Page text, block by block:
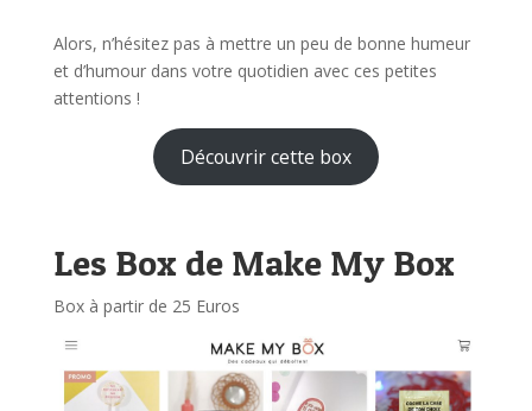
Alors, n’hésitez pas à mettre un peu de bonne humeur
et d’humour dans votre quotidien avec ces petites
attentions !
Découvrir cette box
Les Box de Make My Box
Box à partir de 25 Euros